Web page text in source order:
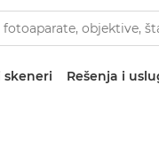
skeneri Rešenja i